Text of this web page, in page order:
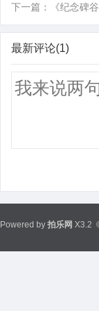
下一篇： 《纪念碑
最新评论(1)
Powered by 拍乐网 X3.2